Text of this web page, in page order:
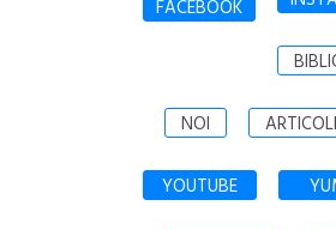
FACEBOOK
NOI
YOUTUBE